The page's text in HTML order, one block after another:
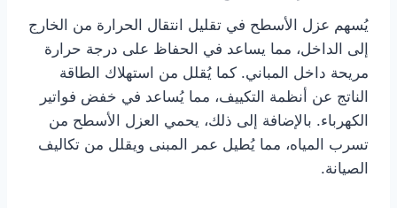
يُسهم عزل الأسطح في تقليل انتقال الحرارة من الخارج
إلى الداخل، مما يساعد في الحفاظ على درجة حرارة
مريحة داخل المباني. كما يُقلل من استهلاك الطاقة
الناتج عن أنظمة التكييف، مما يُساعد في خفض فواتير
الكهرباء. بالإضافة إلى ذلك، يحمي العزل الأسطح من
تسرب المياه، مما يُطيل عمر المبنى ويقلل من تكاليف
الصيانة.